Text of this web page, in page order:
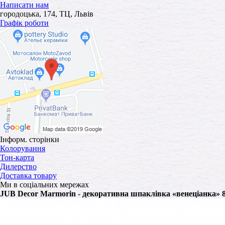
Написати нам
городоцька, 174, ТЦ, Львів
Графік роботи
Інформ. сторінки
Колорування
Тон-карта
Дилерство
Доставка товару
Ми в соціальних мережах
JUB Decor Marmorin - декоративна шпаклівка «венеціанка»